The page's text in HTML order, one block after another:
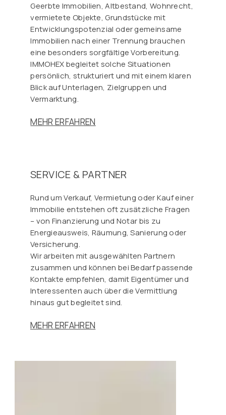
Geerbte Immobilien, Altbestand, Wohnrecht,
vermietete Objekte, Grundstücke mit
Entwicklungspotenzial oder gemeinsame
Immobilien nach einer Trennung brauchen
eine besonders sorgfältige Vorbereitung.
IMMOHEX begleitet solche Situationen
persönlich, strukturiert und mit einem klaren
Blick auf Unterlagen, Zielgruppen und
Vermarktung.
MEHR ERFAHREN
SERVICE & PARTNER
Rund um Verkauf, Vermietung oder Kauf einer
Immobilie entstehen oft zusätzliche Fragen
– von Finanzierung und Notar bis zu
Energieausweis, Räumung, Sanierung oder
Versicherung.
Wir arbeiten mit ausgewählten Partnern
zusammen und können bei Bedarf passende
Kontakte empfehlen, damit Eigentümer und
Interessenten auch über die Vermittlung
hinaus gut begleitet sind.
MEHR ERFAHREN